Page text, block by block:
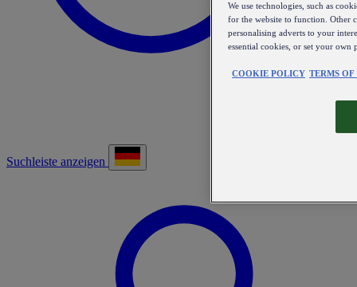
Suchleiste anzeigen
We use technologies, such as
for the website to function. Other
personalising adverts to your
essential cookies, or set your own
COOKIE POLICY TERMS OF